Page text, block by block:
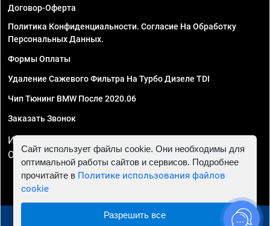
Договор-Оферта
Политика Конфиденциальности. Согласие На Обработку
Персональных Данных.
Формы Оплаты
Удаление Сажевого Фильтра На Турбо Дизеле TDI
Чип Тюнинг BMW После 2020.06
Заказать Звонок
ИП Смирнов Георгий Павлович. ИНН 781302555843,
ОГРНИП 324470400032610
© 2010 - 2026 Чип тюнинг в Перми - Автосервис "Евро
Сайт использует файлы cookie. Они необходимы для
оптимальной работы сайтов и сервисов. Подробнее
прочитайте в Политике использования файлов
cookie
Разрешить все